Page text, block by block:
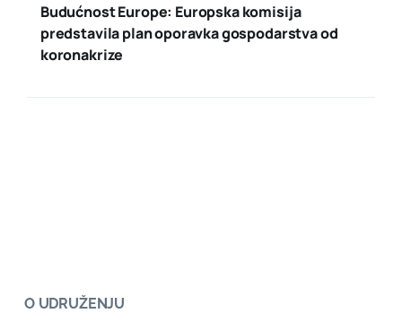
Budućnost Europe: Europska komisija
predstavila plan oporavka gospodarstva od
koronakrize
O UDRUŽENJU